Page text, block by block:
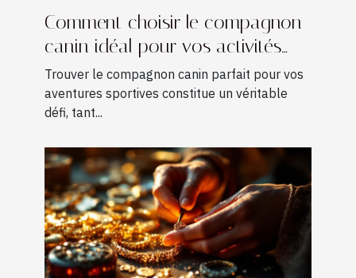
Comment choisir le compagnon
canin idéal pour vos activités
sportives ?
Trouver le compagnon canin parfait pour vos
aventures sportives constitue un véritable
défi, tant...